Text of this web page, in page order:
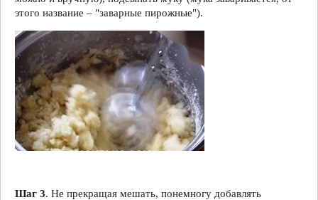
этого название – "заварные пирожные").
Шаг 3. Не прекращая мешать, понемногу добавлять